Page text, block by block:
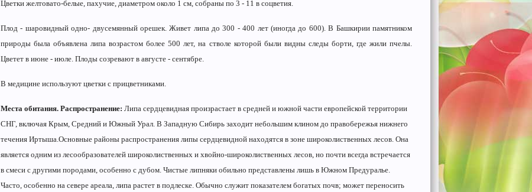
Цветки желтовато-белые, пахучие, диаметром около 1 см, собраны по 3 - 11 в соцветия.
Плод - шаровидный одно- двусемянный орешек. Живет липа до 300 - 400 лет (иногда до 600). В Башкирии памятником
природы была объявлена липа возрастом более 500 лет, на стволе которой были видны следы борти, где жили пчелы.
Цветет в июне - июле. Плоды созревают в августе - сентябре.
В медицине используют цветки с прицветниками.
Места обитания. Распространение: Липа сердцевидная произрастает в средней и южной части европейской территории
СНГ, включая Крым, Средний и Южный Урал. В Западную Сибирь заходит небольшим клином до правобережья нижнего
течения Иртыша.Основные районы распространения липы сердцевидной находятся в зоне широколиственных лесов. Она
является одним из лесообразователей широколиственных и хвойно-широколиственных лесов, но почти всегда встречается
в смеси с другими породами, особенно с дубом. Чистые липняки обильно представлены лишь в Южном Предуралье.
Часто, особенно на севере ареала, липа растет в подлеске. Обычно служит показателем богатых почв; может переносить